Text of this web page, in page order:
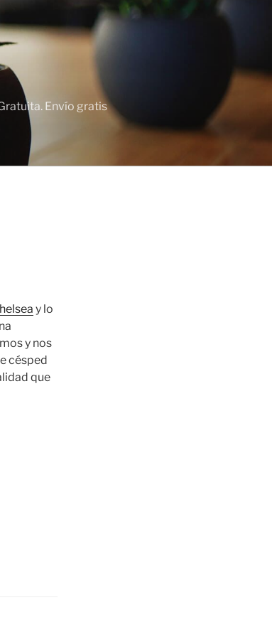
Envío gratis
y lo
y nos
césped
que